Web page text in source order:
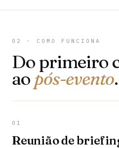
02 · COMO FUNCIONA
Do primeiro
ao pós-evento.
01
Reunião de